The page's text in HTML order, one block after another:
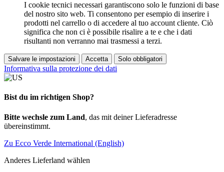
I cookie tecnici necessari garantiscono solo le funzioni di base
del nostro sito web. Ti consentono per esempio di inserire i
prodotti nel carrello o di accedere al tuo account cliente. Ciò
significa che non ci è possibile risalire a te e che i dati
risultanti non verranno mai trasmessi a terzi.
Salvare le impostazioni Accetta Solo obbligatori
Informativa sulla protezione dei dati
Bist du im richtigen Shop?
Bitte wechsle zum Land, das mit deiner Lieferadresse
übereinstimmt.
Zu Ecco Verde International (English)
Anderes Lieferland wählen